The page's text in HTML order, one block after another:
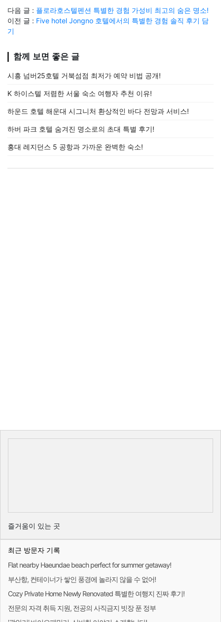
다음 글 : 플로라호스텔펜션 특별한 경험 가성비 최고의 숨은 명소!
이전 글 : Five hotel Jongno 호텔에서의 특별한 경험 솔직 후기 담
기
함께 보면 좋은 글
시흥 넘버25호텔 거북섬점 최저가 예약 비법 공개!
K 하이스텔 저렴한 서울 숙소 여행자 추천 이유!
하운드 호텔 해운대 시그니처 환상적인 바다 전망과 서비스!
하버 파크 호텔 숨겨진 명소로의 초대 특별 후기!
홍대 레지던스 5 공항과 가까운 완벽한 숙소!
즐거움이 있는 곳
최근 방문자 기록
Flat nearby Haeundae beach perfect for summer getaway!
부산항, 컨테이너가 쌓인 풍경에 놀라지 않을 수 없어!
Cozy Private Home Newly Renovated 특별한 여행지 진짜 후기!
전문의 자격 취득 지원, 전공의 사직금지 빗장 푼 정부